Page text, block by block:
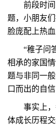
前段时间
题，小朋友
脸庞配上热
“稚子问答
相承的家国
题与非同一
口而出的自
事实上，
体成长历程